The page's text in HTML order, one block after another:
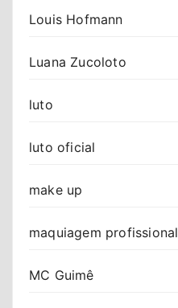
Louis Hofmann
Luana Zucoloto
luto
luto oficial
make up
maquiagem profissional
MC Guimê